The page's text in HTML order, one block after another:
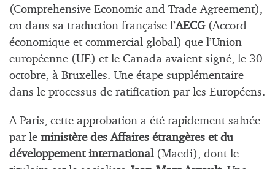
(Comprehensive Economic and Trade Agreement),
ou dans sa traduction française l’AECG(Accord
économique et commercial global) que l’Union
européenne (UE) et le Canada avaient signé, le 30
octobre, à Bruxelles. Une étape supplémentaire
dans le processus de ratification par les Européens.
A Paris, cette approbation a été rapidement saluée
par le ministère des Affaires étrangères et du
développement international(Maedi), dont le